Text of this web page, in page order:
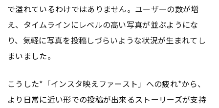
で溢れているわけではありません。ユーザーの数が増
え、タイムラインにレベルの高い写真が並ぶようにな
り、気軽に写真を投稿しづらいような状況が生まれてし
まいました。
こうした*「インスタ映えファースト」への疲れ*から、
より日常に近い形での投稿が出来るストーリーズが支持